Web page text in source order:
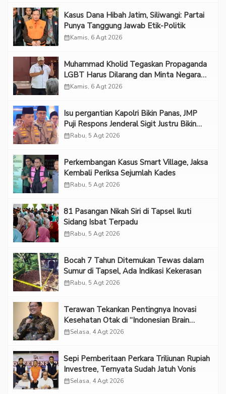
Kasus Dana Hibah Jatim, Siliwangi: Partai
Punya Tanggung Jawab Etik-Politik
calendar_monthKamis, 6 Agt 2026
Muhammad Kholid Tegaskan Propaganda
LGBT Harus Dilarang dan Minta Negara
Melindungi Korban
calendar_monthKamis, 6 Agt 2026
Isu pergantian Kapolri Bikin Panas, JMP
Puji Respons Jenderal Sigit Justru Bikin
“Adem”
calendar_monthRabu, 5 Agt 2026
Perkembangan Kasus Smart Village, Jaksa
Kembali Periksa Sejumlah Kades
calendar_monthRabu, 5 Agt 2026
81 Pasangan Nikah Siri di Tapsel Ikuti
Sidang Isbat Terpadu
calendar_monthRabu, 5 Agt 2026
Bocah 7 Tahun Ditemukan Tewas dalam
Sumur di Tapsel, Ada Indikasi Kekerasan
calendar_monthRabu, 5 Agt 2026
Terawan Tekankan Pentingnya Inovasi
Kesehatan Otak di “Indonesian Brain
Forum 2026 UPN Veteran Jakarta”
calendar_monthSelasa, 4 Agt 2026
Sepi Pemberitaan Perkara Triliunan Rupiah
Investree, Ternyata Sudah Jatuh Vonis
calendar_monthSelasa, 4 Agt 2026